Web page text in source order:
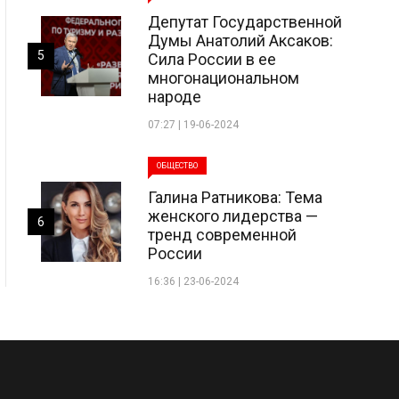
Депутат Государственной
Думы Анатолий Аксаков:
Сила России в ее
многонациональном
народе
07:27 | 19-06-2024
5
ОБЩЕСТВО
Галина Ратникова: Тема
женского лидерства —
тренд современной
России
16:36 | 23-06-2024
6